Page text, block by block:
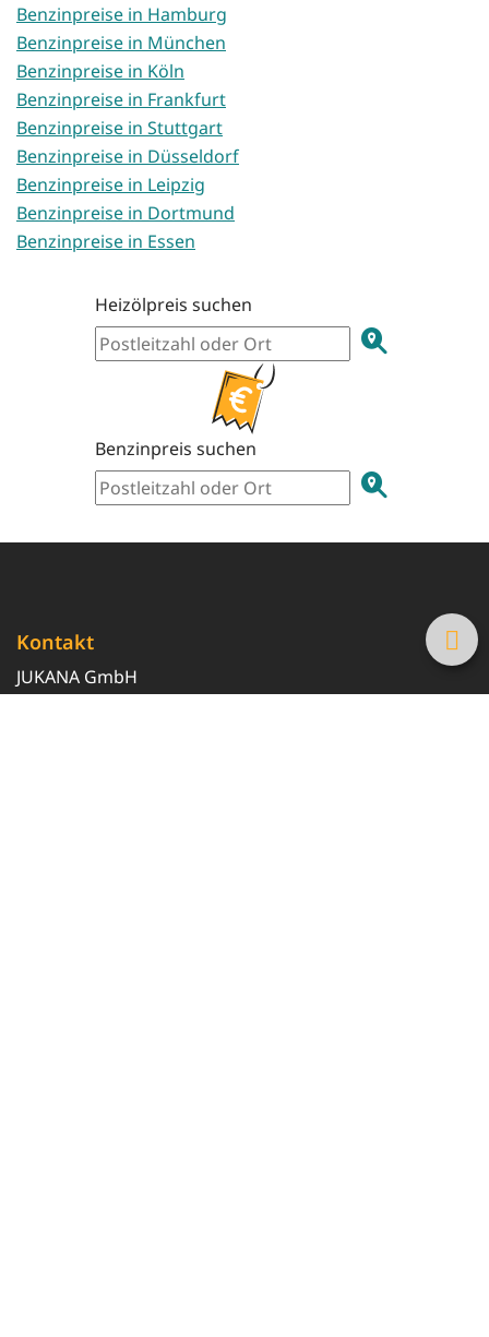
Benzinpreise in Hamburg
Benzinpreise in München
Benzinpreise in Köln
Benzinpreise in Frankfurt
Benzinpreise in Stuttgart
Benzinpreise in Düsseldorf
Benzinpreise in Leipzig
Benzinpreise in Dortmund
Benzinpreise in Essen
Heizölpreis suchen
Benzinpreis suchen
Kontakt
JUKANA GmbH